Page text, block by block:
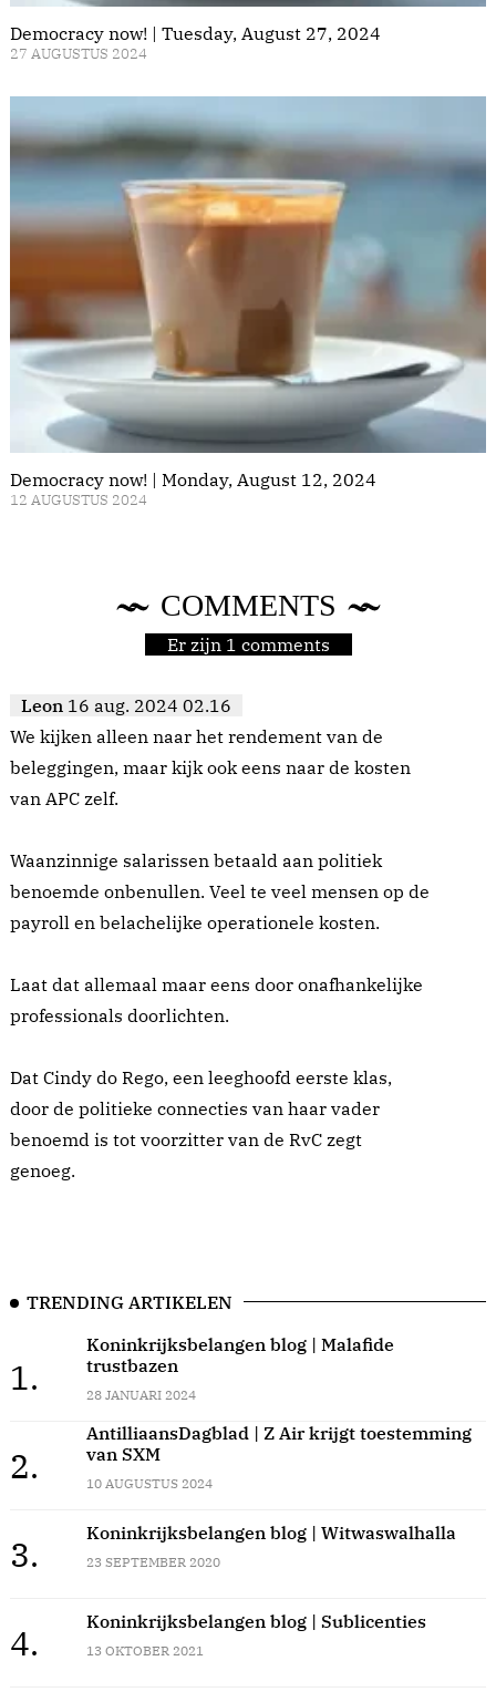
Democracy now! | Tuesday, August 27, 2024
27 AUGUSTUS 2024
Democracy now! | Monday, August 12, 2024
12 AUGUSTUS 2024
COMMENTS
Er zijn 1 comments
Leon 16 aug. 2024 02.16
We kijken alleen naar het rendement van de
beleggingen, maar kijk ook eens naar de kosten
van APC zelf.
Waanzinnige salarissen betaald aan politiek
benoemde onbenullen. Veel te veel mensen op de
payroll en belachelijke operationele kosten.
Laat dat allemaal maar eens door onafhankelijke
professionals doorlichten.
Dat Cindy do Rego, een leeghoofd eerste klas,
door de politieke connecties van haar vader
benoemd is tot voorzitter van de RvC zegt
genoeg.
TRENDING ARTIKELEN
1.
Koninkrijksbelangen blog | Malafide
trustbazen
28 JANUARI 2024
2.
AntilliaansDagblad | Z Air krijgt toestemming
van SXM
10 AUGUSTUS 2024
3.
Koninkrijksbelangen blog | Witwaswalhalla
23 SEPTEMBER 2020
4.
Koninkrijksbelangen blog | Sublicenties
13 OKTOBER 2021